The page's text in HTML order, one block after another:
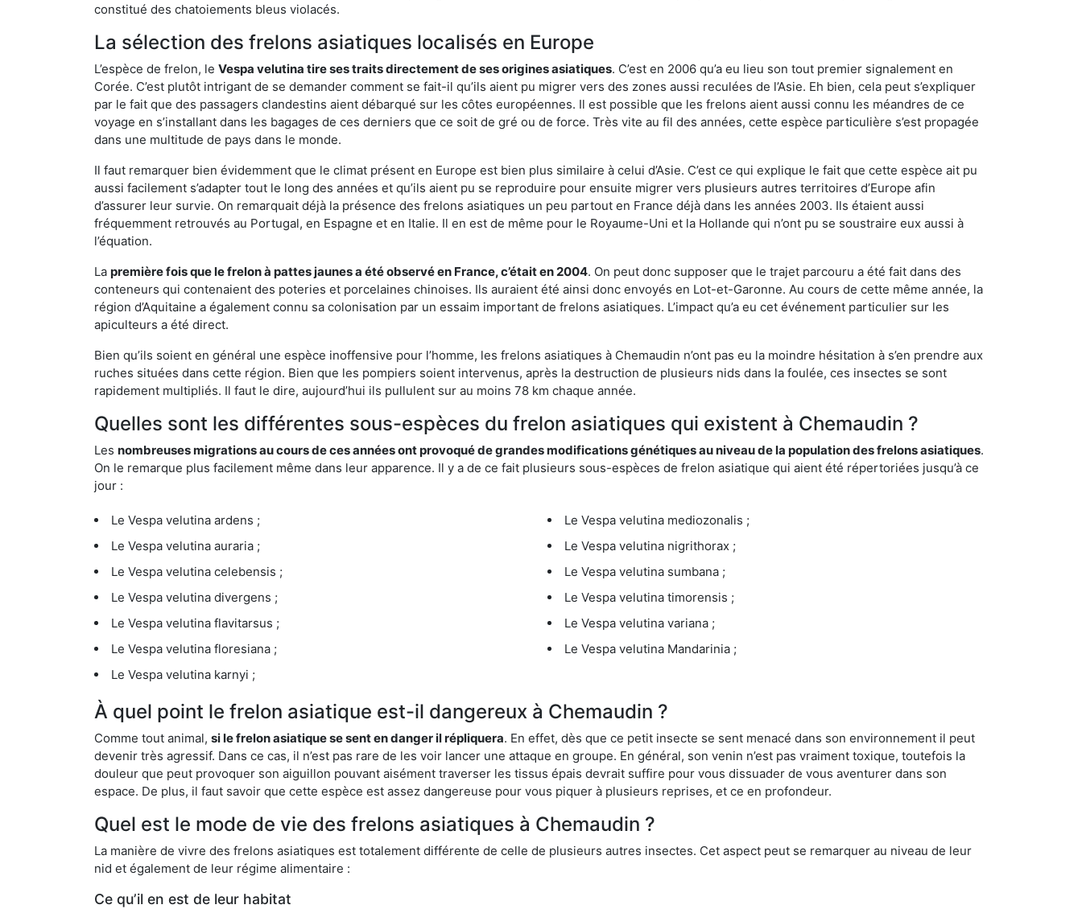
constitué des chatoiements bleus violacés.
La sélection des frelons asiatiques localisés en Europe
L’espèce de frelon, le Vespa velutina tire ses traits directement de ses origines asiatiques. C’est en 2006 qu’a eu lieu son tout premier signalement en
Corée. C’est plutôt intrigant de se demander comment se fait-il qu’ils aient pu migrer vers des zones aussi reculées de l’Asie. Eh bien, cela peut s’expliquer
par le fait que des passagers clandestins aient débarqué sur les côtes européennes. Il est possible que les frelons aient aussi connu les méandres de ce
voyage en s’installant dans les bagages de ces derniers que ce soit de gré ou de force. Très vite au fil des années, cette espèce particulière s’est propagée
dans une multitude de pays dans le monde.
Il faut remarquer bien évidemment que le climat présent en Europe est bien plus similaire à celui d’Asie. C’est ce qui explique le fait que cette espèce ait pu
aussi facilement s’adapter tout le long des années et qu’ils aient pu se reproduire pour ensuite migrer vers plusieurs autres territoires d’Europe afin
d’assurer leur survie. On remarquait déjà la présence des frelons asiatiques un peu partout en France déjà dans les années 2003. Ils étaient aussi
fréquemment retrouvés au Portugal, en Espagne et en Italie. Il en est de même pour le Royaume-Uni et la Hollande qui n’ont pu se soustraire eux aussi à
l’équation.
La première fois que le frelon à pattes jaunes a été observé en France, c’était en 2004. On peut donc supposer que le trajet parcouru a été fait dans des
conteneurs qui contenaient des poteries et porcelaines chinoises. Ils auraient été ainsi donc envoyés en Lot-et-Garonne. Au cours de cette même année, la
région d’Aquitaine a également connu sa colonisation par un essaim important de frelons asiatiques. L’impact qu’a eu cet événement particulier sur les
apiculteurs a été direct.
Bien qu’ils soient en général une espèce inoffensive pour l’homme, les frelons asiatiques à Chemaudin n’ont pas eu la moindre hésitation à s’en prendre aux
ruches situées dans cette région. Bien que les pompiers soient intervenus, après la destruction de plusieurs nids dans la foulée, ces insectes se sont
rapidement multipliés. Il faut le dire, aujourd’hui ils pullulent sur au moins 78 km chaque année.
Quelles sont les différentes sous-espèces du frelon asiatiques qui existent à Chemaudin ?
Les nombreuses migrations au cours de ces années ont provoqué de grandes modifications génétiques au niveau de la population des frelons asiatiques.
On le remarque plus facilement même dans leur apparence. Il y a de ce fait plusieurs sous-espèces de frelon asiatique qui aient été répertoriées jusqu’à ce
jour :
Le Vespa velutina ardens ;
Le Vespa velutina auraria ;
Le Vespa velutina celebensis ;
Le Vespa velutina divergens ;
Le Vespa velutina flavitarsus ;
Le Vespa velutina floresiana ;
Le Vespa velutina karnyi ;
Le Vespa velutina mediozonalis ;
Le Vespa velutina nigrithorax ;
Le Vespa velutina sumbana ;
Le Vespa velutina timorensis ;
Le Vespa velutina variana ;
Le Vespa velutina Mandarinia ;
À quel point le frelon asiatique est-il dangereux à Chemaudin ?
Comme tout animal, si le frelon asiatique se sent en danger il répliquera. En effet, dès que ce petit insecte se sent menacé dans son environnement il peut
devenir très agressif. Dans ce cas, il n’est pas rare de les voir lancer une attaque en groupe. En général, son venin n’est pas vraiment toxique, toutefois la
douleur que peut provoquer son aiguillon pouvant aisément traverser les tissus épais devrait suffire pour vous dissuader de vous aventurer dans son
espace. De plus, il faut savoir que cette espèce est assez dangereuse pour vous piquer à plusieurs reprises, et ce en profondeur.
Quel est le mode de vie des frelons asiatiques à Chemaudin ?
La manière de vivre des frelons asiatiques est totalement différente de celle de plusieurs autres insectes. Cet aspect peut se remarquer au niveau de leur
nid et également de leur régime alimentaire :
Ce qu’il en est de leur habitat